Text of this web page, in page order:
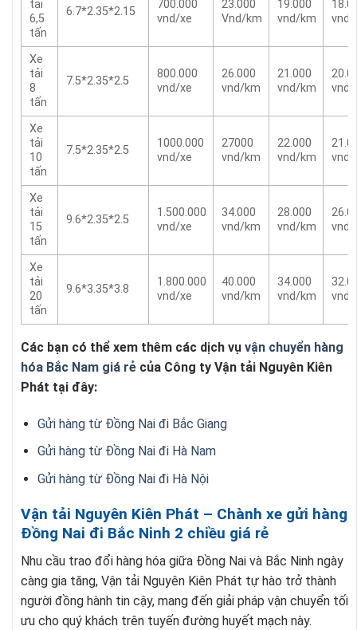
tải
6,5
tấn
6.7*2.35*2.15
700.000
vnd/xe
23.000
Vnd/km
19.000
vnd/km
vnd/
Xe
tải
8
tấn
7.5*2.35*2.5
800.000
vnd/xe
26.000
vnd/km
21.000
vnd/km
vnd/
Xe
tải
10
tấn
7.5*2.35*2.5
1000.000
vnd/xe
27000
vnd/km
22.000
vnd/km
vnd/
Xe
tải
15
tấn
9.6*2.35*2.5
1.500.000
vnd/xe
34.000
vnd/km
28.000
vnd/km
vnd/
Xe
tải
20
tấn
9.6*3.35*3.8
1.800.000
vnd/xe
40.000
vnd/km
34.000
vnd/km
vnd/
Các bạn có thể xem thêm các dịch vụ vận chuyển hàng
hóa Bắc Nam giá rẻ của Công ty Vận tải Nguyên Kiên
Phát tại đây:
Gửi hàng từ Đồng Nai đi Bắc Giang
Gửi hàng từ Đồng Nai đi Hà Nam
Gửi hàng từ Đồng Nai đi Hà Nội
Vận tải Nguyên Kiên Phát – Chành xe gửi hàng
Đồng Nai đi Bắc Ninh 2 chiều giá rẻ
Nhu cầu trao đổi hàng hóa giữa Đồng Nai và Bắc Ninh ngày
càng gia tăng, Vận tải Nguyên Kiên Phát tự hào trở thành
người đồng hành tin cậy, mang đến giải pháp vận chuyển tối
ưu cho quý khách trên tuyến đường huyết mạch này.